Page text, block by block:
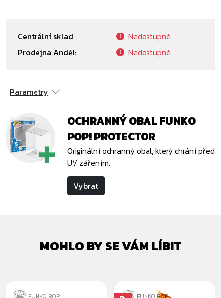
Centrální sklad:
Nedostupné
Prodejna Anděl: Nedostupné
Parametry
OCHRANNÝ OBAL FUNKO
POP! PROTECTOR
Originální ochranný obal, který chrání před
UV zářením.
Vybrat
MOHLO BY SE VÁM LÍBIT
FUNKO POP FUNKO POP